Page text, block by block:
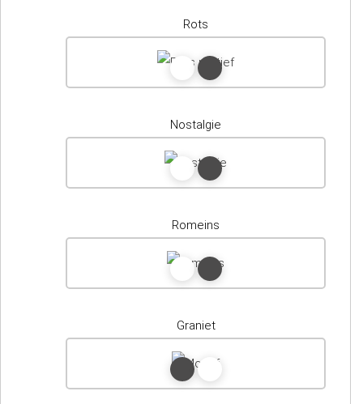
Rots
Nostalgie
Romeins
Graniet